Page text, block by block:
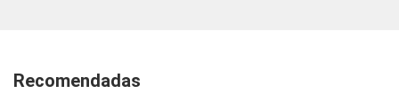
Recomendadas